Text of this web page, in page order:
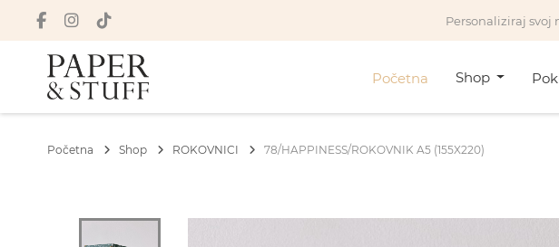
Personaliziraj svoj
Početna Shop
Početna Shop ROKOVNICI 78/HAPPINESS/ROKOVNIK A5 (155X220)